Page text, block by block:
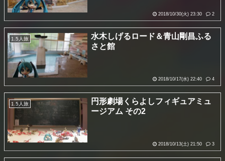
2018/10/30(火) 23:30 2
1.5人旅
水木しげるロード＆青山剛昌ふる
さと館
2018/10/17(水) 22:40 4
1.5人旅
円形劇場くらよしフィギュアミュ
ージアム その2
2018/10/13(土) 21:50 3